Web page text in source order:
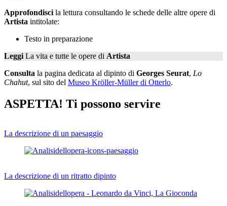
Approfondisci la lettura consultando le schede delle altre opere di
Artista intitolate:
Testo in preparazione
Leggi La vita e tutte le opere di Artista
Consulta la pagina dedicata al dipinto di Georges Seurat, Lo
Chahut, sul sito del Museo Kröller-Müller di Otterlo.
ASPETTA! Ti possono servire
La descrizione di un paesaggio
La descrizione di un ritratto dipinto